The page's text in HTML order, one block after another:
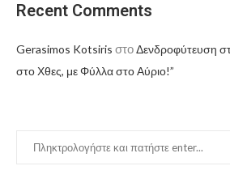
Recent Comments
Gerasimos Kotsiris στοΔενδροφύτευση
στο Χθες, με Φύλλα στο Αύριο!”